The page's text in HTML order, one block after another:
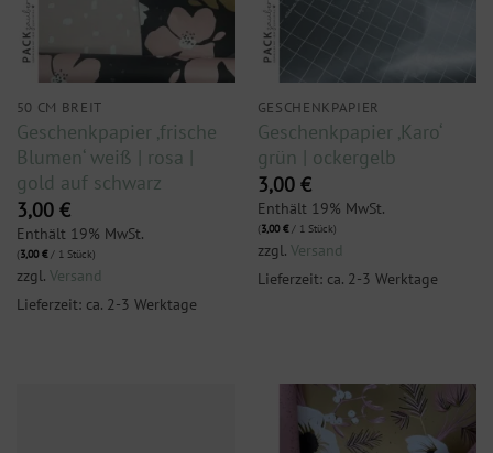
50 CM BREIT
Geschenkpapier ‚frische
Blumen‘ weiß | rosa |
gold auf schwarz
3,00 €
Enthält 19% MwSt.
(3,00€/ 1 Stück)
zzgl. Versand
Lieferzeit: ca. 2-3 Werktage
GESCHENKPAPIER
Geschenkpapier ‚Karo‘
grün | ockergelb
3,00 €
Enthält 19% MwSt.
(3,00€/ 1 Stück)
zzgl. Versand
Lieferzeit: ca. 2-3 Werktage